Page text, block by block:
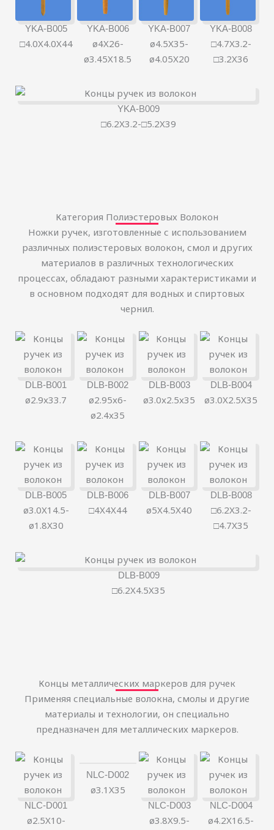
YKA-B005
□4.0X4.0X44
YKA-B006
ø4X26-
ø3.45X18.5
YKA-B007
ø4.5X35-
ø4.05X20
YKA-B008
□4.7X3.2-
□3.2X36
YKA-B009
□6.2X3.2-□5.2X39
Категория Полиэстеровых Волокон
Ножки ручек, изготовленные с использованием
различных полиэстеровых волокон, смол и других
материалов в различных технологических
процессах, обладают разными характеристиками и
в основном подходят для водных и спиртовых
чернил.
DLB-B001
ø2.9x33.7
DLB-B002
ø2.95x6-
ø2.4x35
DLB-B003
ø3.0x2.5x35
DLB-B004
ø3.0X2.5X35
DLB-B005
ø3.0X14.5-
ø1.8X30
DLB-B006
□4X4X44
DLB-B007
ø5X4.5X40
DLB-B008
□6.2X3.2-
□4.7X35
DLB-B009
□6.2X4.5X35
Концы металлических маркеров для ручек
Применяя специальные волокна, смолы и другие
материалы и технологии, он специально
предназначен для металлических маркеров.
NLC-D001
ø2.5X10-
NLC-D002
ø3.1X35
NLC-D003
ø3.8X9.5-
NLC-D004
ø4.2X16.5-
简体中文